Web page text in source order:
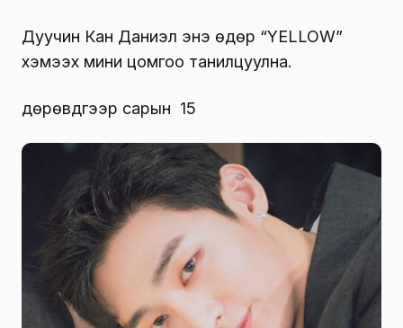
Дуучин Кан Даниэл энэ өдөр “YELLOW”
хэмээх мини цомгоо танилцуулна.
дөрөвдүгээр сарын 15